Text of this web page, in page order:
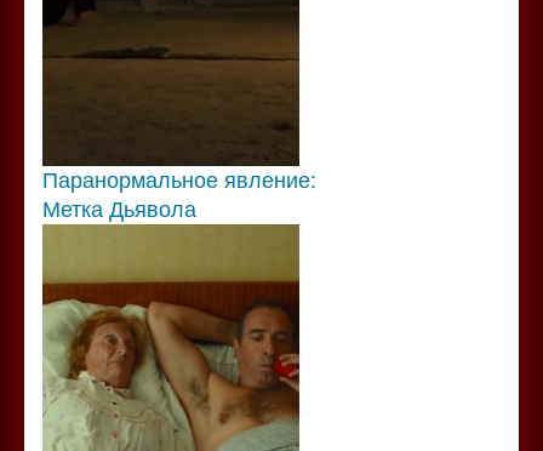
Паранормальное явление:
Метка Дьявола